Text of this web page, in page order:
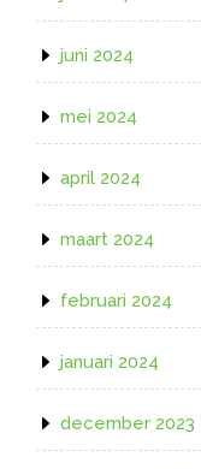
juni 2024
mei 2024
april 2024
maart 2024
februari 2024
januari 2024
december 2023